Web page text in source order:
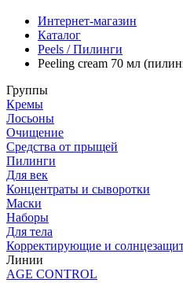
Интернет-магазин
Каталог
Peels / Пилинги
Peeling cream 70 мл
Группы
Кремы
Лосьоны
Очищение
Средства от прыщей
Пилинги
Для век
Концентраты и сыворотки
Маски
Наборы
Для тела
Корректирующие и
Линии
AGE CONTROL